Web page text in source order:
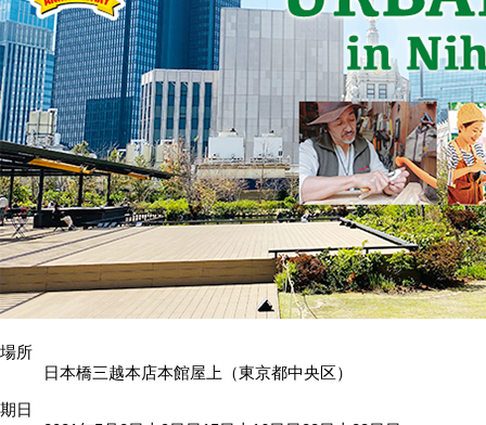
場所
日本橋三越本店本館屋上（東京都中央区）
期⽇